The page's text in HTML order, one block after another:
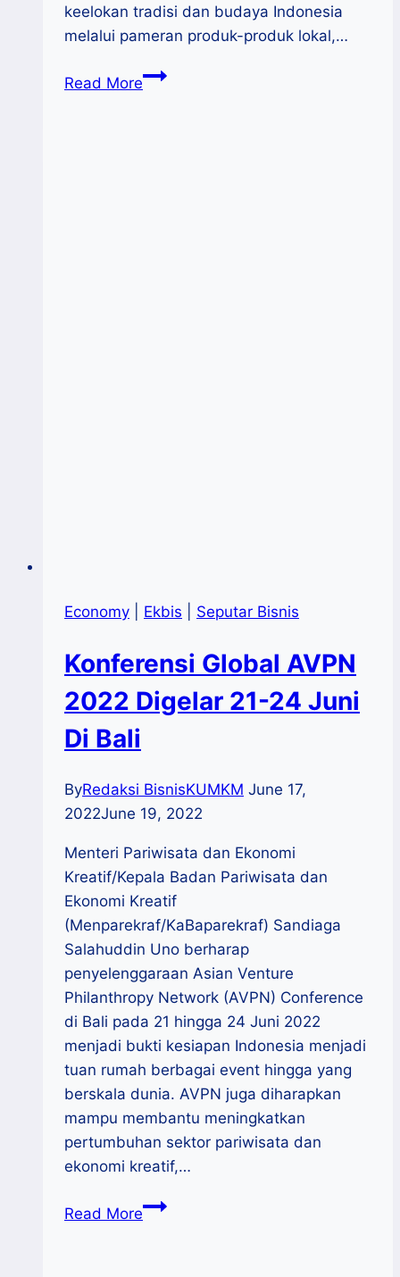
keelokan tradisi dan budaya Indonesia
melalui pameran produk-produk lokal,…
Read MoreFuture
Economy Ekbis Seputar Bisnis
Konferensi Global AVPN
2022 Digelar 21-24 Juni
Di Bali
ByRedaksi BisnisKUMKM June 17,
2022June 19, 2022
Menteri Pariwisata dan Ekonomi
Kreatif/Kepala Badan Pariwisata dan
Ekonomi Kreatif
(Menparekraf/KaBaparekraf) Sandiaga
Salahuddin Uno berharap
penyelenggaraan Asian Venture
Philanthropy Network (AVPN) Conference
di Bali pada 21 hingga 24 Juni 2022
menjadi bukti kesiapan Indonesia menjadi
tuan rumah berbagai event hingga yang
berskala dunia. AVPN juga diharapkan
mampu membantu meningkatkan
pertumbuhan sektor pariwisata dan
ekonomi kreatif,…
Read MoreKonferensi